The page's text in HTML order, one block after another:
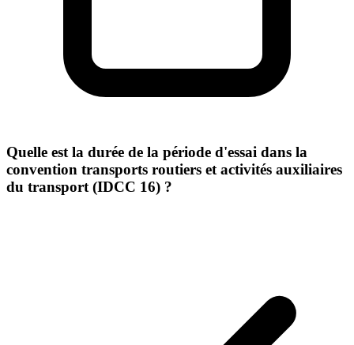
Quelle est la durée de la période d'essai dans la
convention transports routiers et activités auxiliaires
du transport (IDCC 16) ?